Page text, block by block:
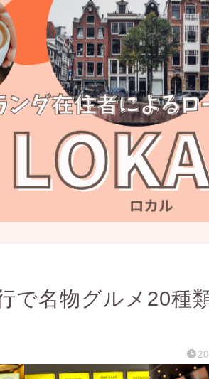
で名物グルメ20種